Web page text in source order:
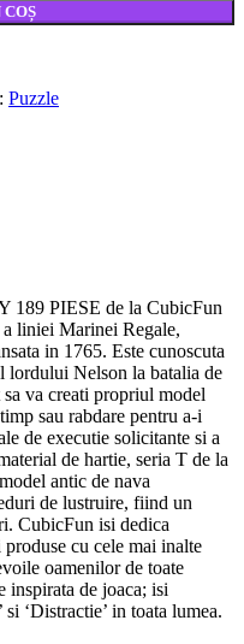
Puzzle
PIESE de la CubicFun
a liniei Marinei Regale,
in 1765. Este cunoscuta
lordului Nelson la batalia de
va creati propriul model
sau rabdare pentru a-i
de executie solicitante si a
de hartie, seria T de la
antic de nava
de lustruire, fiind un
CubicFun isi dedica
cu cele mai inalte
oamenilor de toate
inspirata de joaca; isi
si ‘Distractie’ in toata lumea.